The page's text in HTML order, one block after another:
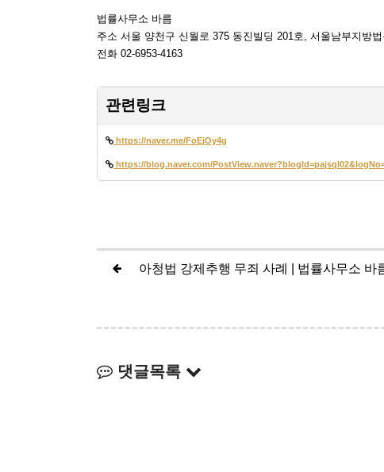
법률사무소 바름
주소 서울 양천구 신월로 375 동진빌딩 201호, 서울남부지방
전화 02-6953-4163
관련링크
https://naver.me/FoEjOy4g
https://blog.naver.com/
댓글목록